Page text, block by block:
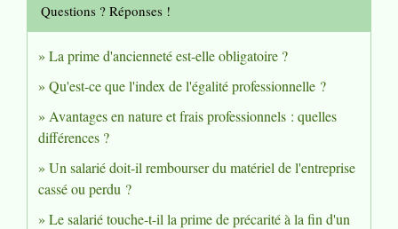
Questions ? Réponses !
La prime d'ancienneté est-elle obligatoire ?
Qu'est-ce que l'index de l'égalité professionnelle ?
Avantages en nature et frais professionnels : quelles
différences ?
Un salarié doit-il rembourser du matériel de l'entreprise
cassé ou perdu ?
Le salarié touche-t-il la prime de précarité à la fin d'un